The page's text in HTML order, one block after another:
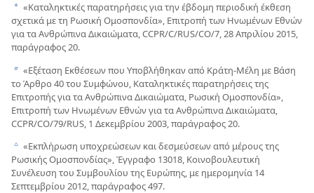
a «Καταληκτικές παρατηρήσεις για την έβδομη περιοδική έκθεση
σχετικά με τη Ρωσική Ομοσπονδία», Επιτροπή των Ηνωμένων Εθνών
για τα Ανθρώπινα Δικαιώματα, CCPR/C/RUS/CO/7, 28 Απριλίου 2015,
παράγραφος 20.
b «Εξέταση Εκθέσεων που Υποβλήθηκαν από Κράτη-Μέλη με Βάση
το Άρθρο 40 του Συμφώνου, Καταληκτικές παρατηρήσεις της
Επιτροπής για τα Ανθρώπινα Δικαιώματα, Ρωσική Ομοσπονδία»,
Επιτροπή των Ηνωμένων Εθνών για τα Ανθρώπινα Δικαιώματα,
CCPR/CO/79/RUS, 1 Δεκεμβρίου 2003, παράγραφος 20.
c «Εκπλήρωση υποχρεώσεων και δεσμεύσεων από μέρους της
Ρωσικής Ομοσπονδίας», Έγγραφο 13018, Κοινοβουλευτική
Συνέλευση του Συμβουλίου της Ευρώπης, με ημερομηνία 14
Σεπτεμβρίου 2012, παράγραφος 497.